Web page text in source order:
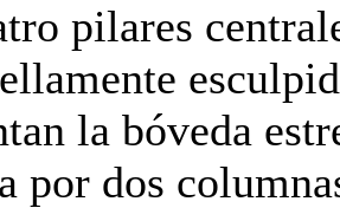
pilares
la bóveda
por dos